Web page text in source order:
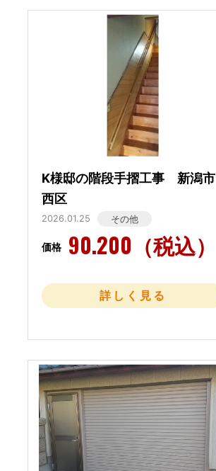
K様邸の階段手摺工事 新潟市
西区
2026.01.25 その他
価格 90.200（税込）
詳しく見る